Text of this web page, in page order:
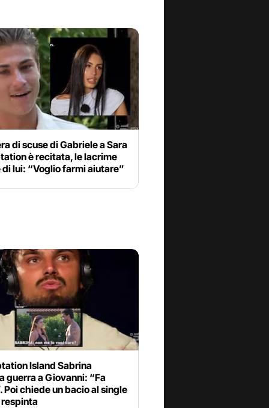
di scuse di Gabriele a Sara
è recitata, le lacrime
lui: “Voglio farmi aiutare”
Island Sabrina
guerra a Giovanni: “Fa
Poi chiede un bacio al single
respinta